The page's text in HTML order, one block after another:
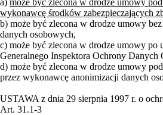
a) może być zlecona w drodze umowy
wykonawcę środków zabezpieczających
b) może być zlecona w drodze umowy
danych osobowych,
c) może być zlecona w drodze umowy po
Generalnego Inspektora Ochrony Danych
d) może być zlecona w drodze umowy
przez wykonawcę anonimizacji danych
USTAWA z dnia 29 sierpnia 1997 r. o
Art. 31.1-3